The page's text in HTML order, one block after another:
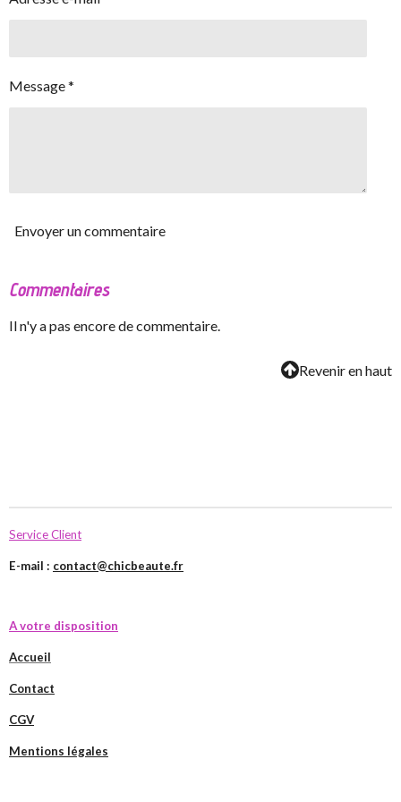
Message *
Envoyer un commentaire
Commentaires
Il n'y a pas encore de commentaire.
Revenir en haut
Service Client
E-mail : contact@chicbeaute.fr
A votre disposition
Accueil
Contact
CGV
Mentions légales